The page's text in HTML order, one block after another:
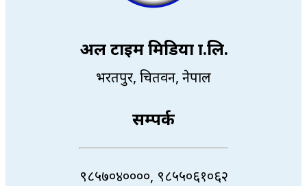
अल टाइम मिडिया प्रा.लि.
भरतपुर, चितवन, नेपाल
सम्पर्क
९८५७०४००००, ९८५५०६१०६२